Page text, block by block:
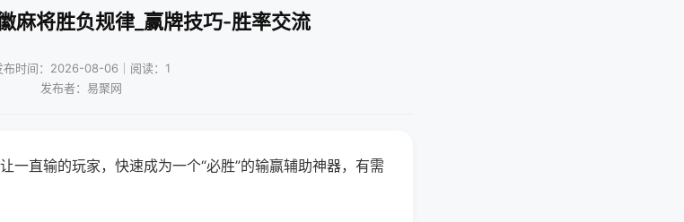
麻将胜负规律_赢牌技巧-胜率交流
布时间：2026-08-06｜阅读：1
发布者：易聚网
一直输的玩家，快速成为一个“必胜”的输赢辅助神器，有需